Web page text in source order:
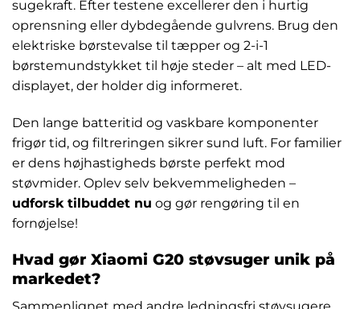
sugekraft. Efter testene excellerer den i hurtig
oprensning eller dybdegående gulvrens. Brug den
elektriske børstevalse til tæpper og 2-i-1
børstemundstykket til høje steder – alt med LED-
displayet, der holder dig informeret.
Den lange batteritid og vaskbare komponenter
frigør tid, og filtreringen sikrer sund luft. For familier
er dens højhastigheds børste perfekt mod
støvmider. Oplev selv bekvemmeligheden –
udforsk tilbuddet nu og gør rengøring til en
fornøjelse!
Hvad gør Xiaomi G20 støvsuger unik på
markedet?